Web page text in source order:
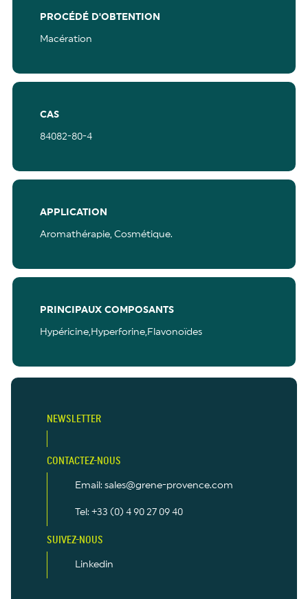
PROCÉDÉ D'OBTENTION
Macération
CAS
84082-80-4
APPLICATION
Aromathérapie, Cosmétique.
PRINCIPAUX COMPOSANTS
Hypéricine,Hyperforine,Flavonoïdes
NEWSLETTER
CONTACTEZ-NOUS
Email: sales@grene-provence.com
Tel: +33 (0) 4 90 27 09 40
SUIVEZ-NOUS
Linkedin